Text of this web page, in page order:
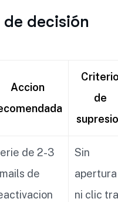
decisión
Accion
de
de 2-3
de
Sin
apertura
ni clic